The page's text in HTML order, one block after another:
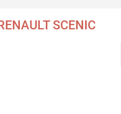
SCENIC